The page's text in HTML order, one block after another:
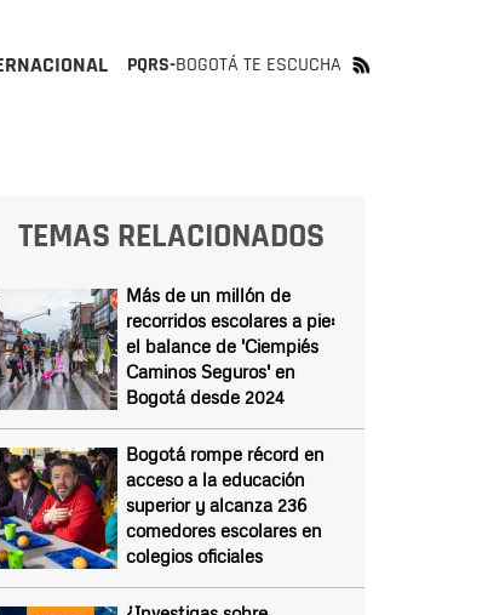
PQRS-BOGOTÁ TE ESCUCHA
TEMAS RELACIONADOS
Más de un millón de
recorridos escolares a pie:
el balance de 'Ciempiés
Caminos Seguros' en
Bogotá desde 2024
Bogotá rompe récord en
acceso a la educación
superior y alcanza 236
comedores escolares en
colegios oficiales